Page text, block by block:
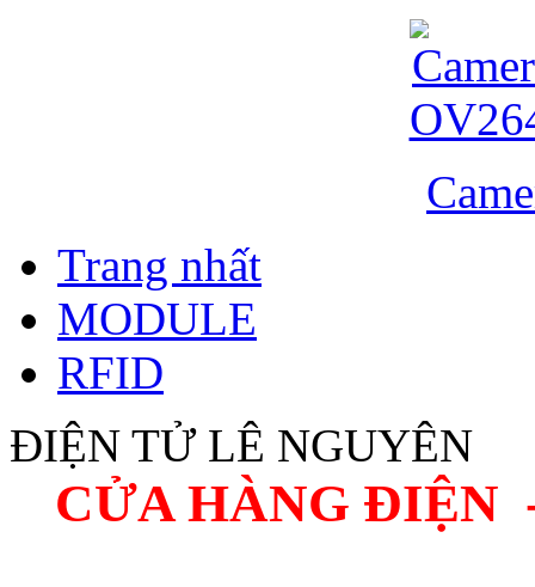
Trang nhất
MODULE
RFID
ĐIỆN TỬ LÊ NGUYÊN
CỬA HÀNG ĐIỆN